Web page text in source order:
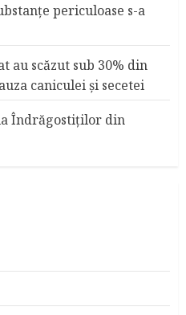
periculoase s-a
au scăzut sub 30% din
caniculei şi secetei
Îndrăgostiţilor din